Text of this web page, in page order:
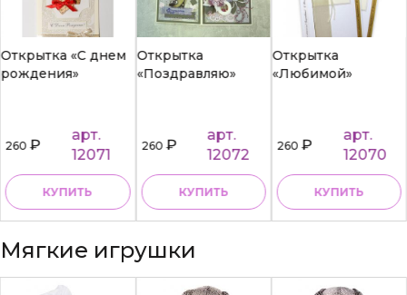
Открытка «С днем
рождения»
260₽
арт.
12071
КУПИТЬ
Открытка
«Поздравляю»
260₽
арт.
12072
КУПИТЬ
Открытка
«Любимой»
260₽
арт.
12070
КУПИТЬ
Мягкие игрушки